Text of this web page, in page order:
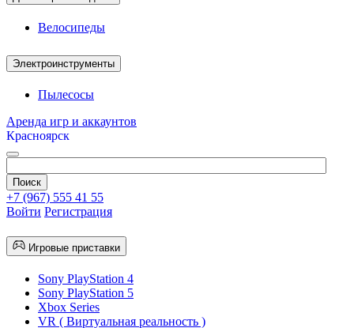
Велосипеды
Электроинструменты
Пылесосы
Аренда игр и аккаунтов
Красноярск
+7 (967) 555 41 55
Войти Регистрация
Игровые приставки
Sony PlayStation 4
Sony PlayStation 5
Xbox Series
VR ( Виртуальная реальность )